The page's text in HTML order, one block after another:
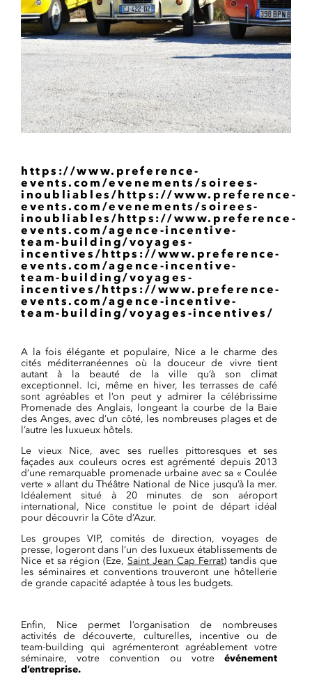
https://www.preference-
events.com/evenements/soirees-
inoubliables/https://www.preference-
events.com/evenements/soirees-
inoubliables/https://www.preference-
events.com/agence-incentive-
team-building/voyages-
incentives/https://www.preference-
events.com/agence-incentive-
team-building/voyages-
incentives/https://www.preference-
events.com/agence-incentive-
team-building/voyages-incentives/
A la fois élégante et populaire, Nice a le charme des
cités méditerranéennes où la douceur de vivre tient
autant à la beauté de la ville qu’à son climat
exceptionnel. Ici, même en hiver, les terrasses de café
sont agréables et l’on peut y admirer la célébrissime
Promenade des Anglais, longeant la courbe de la Baie
des Anges, avec d’un côté, les nombreuses plages et de
l’autre les luxueux hôtels.
Le vieux Nice, avec ses ruelles pittoresques et ses
façades aux couleurs ocres est agrémenté depuis 2013
d’une remarquable promenade urbaine avec sa « Coulée
verte » allant du Théâtre National de Nice jusqu’à la mer.
Idéalement situé à 20 minutes de son aéroport
international, Nice constitue le point de départ idéal
pour découvrir la Côte d’Azur.
Les groupes VIP, comités de direction, voyages de
presse, logeront dans l’un des luxueux établissements de
Nice et sa région (Eze, Saint Jean Cap Ferrat) tandis que
les séminaires et conventions trouveront une hôtellerie
de grande capacité adaptée à tous les budgets.
Enfin, Nice permet l’organisation de nombreuses
activités de découverte, culturelles, incentive ou de
team-building qui agrémenteront agréablement votre
séminaire, votre convention ou votre événement
d’entreprise.